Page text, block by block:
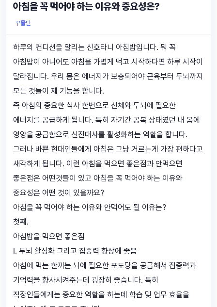
아침을 꼭 먹어야 하는 이유와 중요성은?
꾸물단
하루의 컨디션을 알리는 신호타니 아침밥입니다. 뭐 꼭
아침밥이 아니어도 아침을 가볍게 먹고 시작하다면 하루 시작이
달라집니다. 우리 몸은 에너지가 보충되어야 근육부터 두뇌까지
모든 것들이 제 기능을 합니다.
즉 아침의 중요한 식사 한번으로 신체와 두뇌에 필요한
에너지를 공급하게 됩니다. 특히 자기간 공복 상태였던 내 몸에
영양을 공급함으로 신진대사를 활성화하는 역할을 합니다.
그러나 바쁜 현대인들에게 아침은 그냥 거르는게 가장 편하다고
새각하게 됩니다. 이런 아침을 먹으면 좋은점과 안먹으면
좋은점은 어떤것들이 있고 아침을 꼭 먹어야 하는 이유와
중요성은 어떤 것이 있을까요?
아침을 꼭 먹어야 하는 이유와 안먹어도 될 이유는?
첫째.
아침밥을 먹으면 좋은점
Ⅰ. 두뇌 활성화 그리고 집중력 향상에 좋음
아침에 먹는 한끼는 뇌에 필요한 포도당을 공급해서 집중력과
기억력을 향사시켜주는데 굉장히 좋습니다. 특히
직장인들에게는 중요한 역할을 하는데 학습 및 업무 효율을